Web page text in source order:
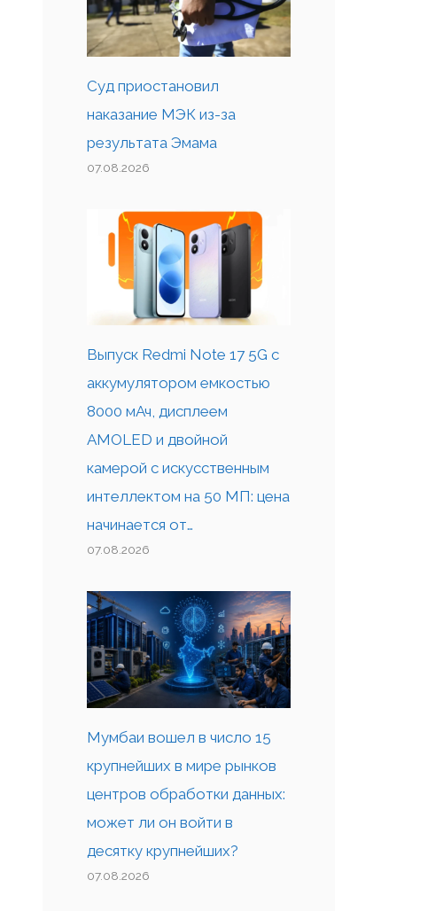
Суд приостановил
наказание МЭК из-за
результата Эмама
07.08.2026
Выпуск Redmi Note 17 5G с
аккумулятором емкостью
8000 мАч, дисплеем
AMOLED и двойной
камерой с искусственным
интеллектом на 50 МП: цена
начинается от…
07.08.2026
Мумбаи вошел в число 15
крупнейших в мире рынков
центров обработки данных:
может ли он войти в
десятку крупнейших?
07.08.2026